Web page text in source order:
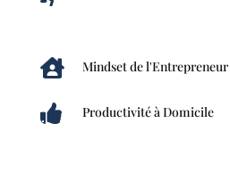
 Mindset de
 Productivité à Domicile